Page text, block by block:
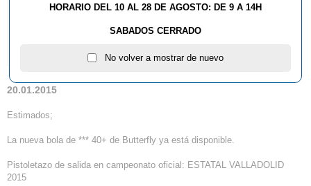
20.01.2015
Estimados;
La nueva bola de *** 40+ de Butterfly ya está disponible.
Pistoletazo de salida en campeonato oficial: ESTATAL VALLADOLID
2015
HORARIO DEL 10 AL 28 DE AGOSTO: DE 9 A 14H
SABADOS CERRADO
No volver a mostrar de nuevo